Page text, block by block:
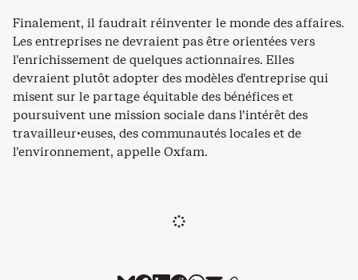
Finalement, il faudrait réinventer le monde des affaires.
Les entreprises ne devraient pas être orientées vers
l’enrichissement de quelques actionnaires. Elles
devraient plutôt adopter des modèles d’entreprise qui
misent sur le partage équitable des bénéfices et
poursuivent une mission sociale dans l’intérêt des
travailleur·euses, des communautés locales et de
l’environnement, appelle Oxfam.